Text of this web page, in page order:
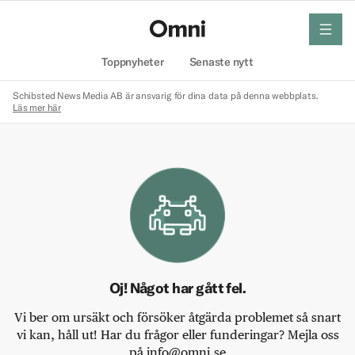
Toppnyheter Senaste nytt
meny
Schibsted News Media AB är ansvarig för dina data på denna webbplats.
Läs mer här
Oj! Något har gått fel.
Vi ber om ursäkt och försöker åtgärda problemet så snart
vi kan, håll ut! Har du frågor eller funderingar? Mejla oss